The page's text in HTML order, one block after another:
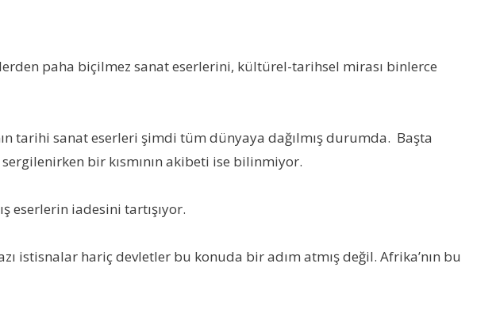
paha biçilmez sanat eserlerini, kültürel-tarihsel mirası binlerce
tarihi sanat eserleri şimdi tüm dünyaya dağılmış durumda. Başta
bir kısmının akibeti ise bilinmiyor.
eserlerin iadesini tartışıyor.
istisnalar hariç devletler bu konuda bir adım atmış değil. Afrika’nın bu